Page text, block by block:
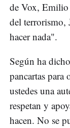
de Vox, Emilio
del terrorismo,
hacer nada".
Según ha
pancartas para
ustedes una
respetan y
hacen. No se